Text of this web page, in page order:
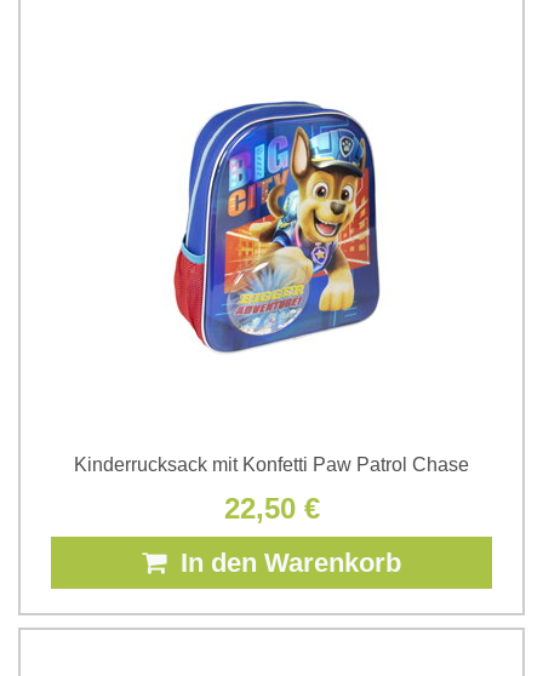
Kinderrucksack mit Konfetti Paw Patrol Chase
22,50 €
In den Warenkorb